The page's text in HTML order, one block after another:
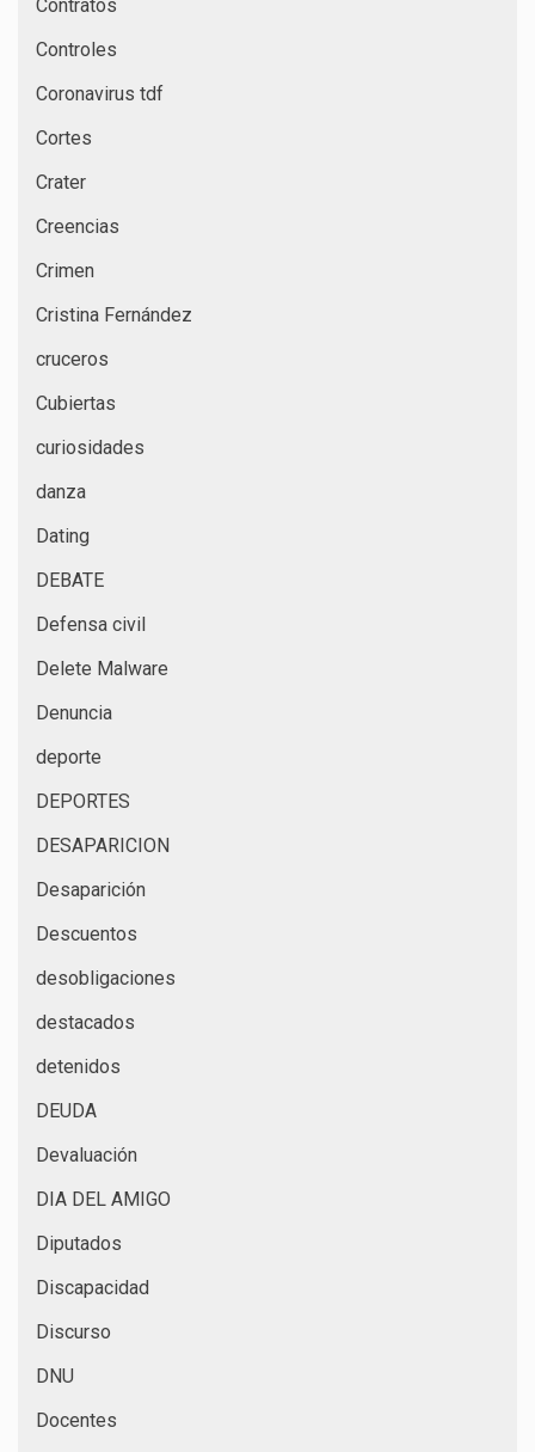
Contratos
Controles
Coronavirus tdf
Cortes
Crater
Creencias
Crimen
Cristina Fernández
cruceros
Cubiertas
curiosidades
danza
Dating
DEBATE
Defensa civil
Delete Malware
Denuncia
deporte
DEPORTES
DESAPARICION
Desaparición
Descuentos
desobligaciones
destacados
detenidos
DEUDA
Devaluación
DIA DEL AMIGO
Diputados
Discapacidad
Discurso
DNU
Docentes